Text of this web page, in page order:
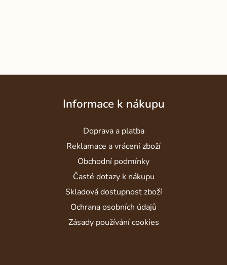
Informace k nákupu
Doprava a platba
Reklamace a vrácení zboží
Obchodní podmínky
Časté dotazy k nákupu
Skladová dostupnost zboží
Ochrana osobních údajů
Zásady používání cookies